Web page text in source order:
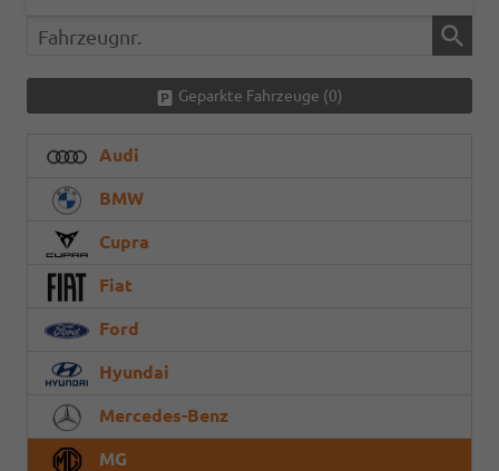
Fahrzeugnr.
Geparkte Fahrzeuge (0)
Audi
BMW
Cupra
Fiat
Ford
Hyundai
Mercedes-Benz
MG